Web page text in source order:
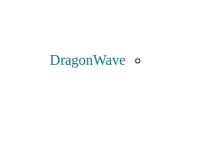
DragonWave